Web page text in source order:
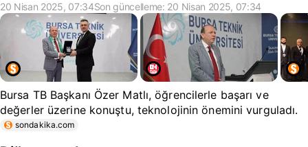
20 Nisan 2025, 07:34Son güncelleme: 20 Nisan 2025, 07:34
Bursa TB Başkanı Özer Matlı, öğrencilerle başarı ve
değerler üzerine konuştu, teknolojinin önemini vurguladı.
sondakika.com